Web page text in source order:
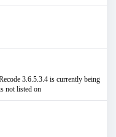
3.6.5.3.4 is currently being
not listed on